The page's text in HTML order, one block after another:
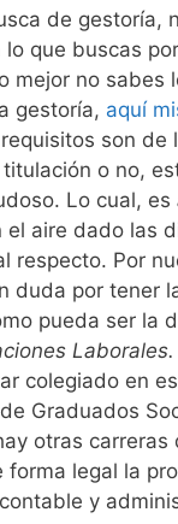
de gestoría,
lo que buscas
mejor no sabes
gestoría, aquí
son de
o no,
Lo cual, es
el aire dado las
respecto. Por
duda por tener
pueda ser la
Laborales.
colegiado en
Graduados
otras carreras
forma legal la
y